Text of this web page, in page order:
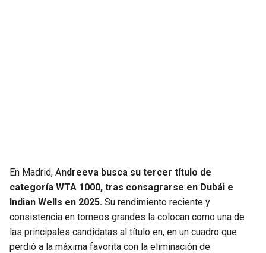
En Madrid, Andreeva busca su tercer título de
categoría WTA 1000, tras consagrarse en Dubái e
Indian Wells en 2025. Su rendimiento reciente y
consistencia en torneos grandes la colocan como una de
las principales candidatas al título en, en un cuadro que
perdió a la máxima favorita con la eliminación de